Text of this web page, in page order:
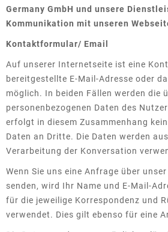
Germany GmbH und unsere
Kommunikation mit unseren
Kontaktformular/ Email
Auf unserer Internetseite ist eine
bereitgestellte E-Mail-Adresse oder
möglich. In beiden Fällen werden die
personenbezogenen Daten des
erfolgt in diesem Zusammenhang
Daten an Dritte. Die Daten werden
Verarbeitung der Konversation
Wenn Sie uns eine Anfrage über
senden, wird Ihr Name und E-Mail-
für die jeweilige Korrespondenz und
verwendet. Dies gilt ebenso für eine